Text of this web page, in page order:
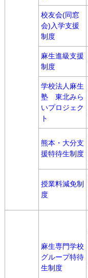
校友会(同窓
会)入学支援
制度
麻生進級支援
制度
学校法人麻生
塾 東北みら
いプロジェク
ト
熊本・大分支
援特待生制度
授業料減免制
度
麻生専門学校
グループ特待
生制度